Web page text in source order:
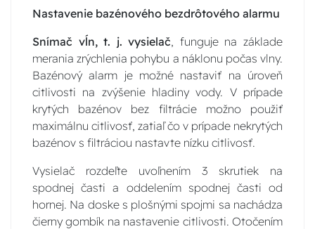
Nastavenie bazénového bezdrôtového alarmu
Snímač vĺn, t. j. vysielač, funguje na základe
merania zrýchlenia pohybu a náklonu počas vlny.
Bazénový alarm je možné nastaviť na úroveň
citlivosti na zvýšenie hladiny vody. V prípade
krytých bazénov bez filtrácie možno použiť
maximálnu citlivosť, zatiaľ čo v prípade nekrytých
bazénov s filtráciou nastavte nízku citlivosť.
Vysielač rozdeľte uvoľnením 3 skrutiek na
spodnej časti a oddelením spodnej časti od
hornej. Na doske s plošnými spojmi sa nachádza
čierny gombík na nastavenie citlivosti. Otočením